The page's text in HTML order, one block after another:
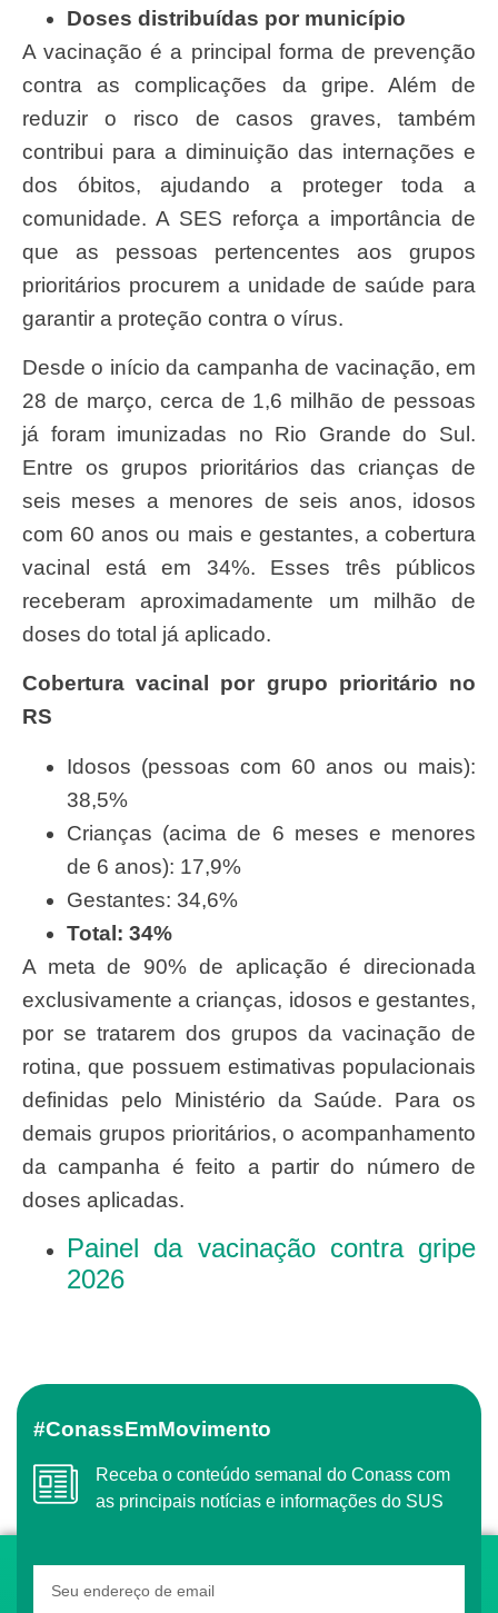
Doses distribuídas por município
A vacinação é a principal forma de prevenção
contra as complicações da gripe. Além de
reduzir o risco de casos graves, também
contribui para a diminuição das internações e
dos óbitos, ajudando a proteger toda a
comunidade. A SES reforça a importância de
que as pessoas pertencentes aos grupos
prioritários procurem a unidade de saúde para
garantir a proteção contra o vírus.
Desde o início da campanha de vacinação, em
28 de março, cerca de 1,6 milhão de pessoas
já foram imunizadas no Rio Grande do Sul.
Entre os grupos prioritários das crianças de
seis meses a menores de seis anos, idosos
com 60 anos ou mais e gestantes, a cobertura
vacinal está em 34%. Esses três públicos
receberam aproximadamente um milhão de
doses do total já aplicado.
Cobertura vacinal por grupo prioritário no
RS
Idosos (pessoas com 60 anos ou mais):
38,5%
Crianças (acima de 6 meses e menores
de 6 anos): 17,9%
Gestantes: 34,6%
Total: 34%
A meta de 90% de aplicação é direcionada
exclusivamente a crianças, idosos e gestantes,
por se tratarem dos grupos da vacinação de
rotina, que possuem estimativas populacionais
definidas pelo Ministério da Saúde. Para os
demais grupos prioritários, o acompanhamento
da campanha é feito a partir do número de
doses aplicadas.
Painel da vacinação contra gripe
2026
#ConassEmMovimento
Receba o conteúdo semanal do Conass com
as principais notícias e informações do SUS